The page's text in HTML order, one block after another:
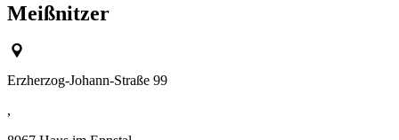
Meißnitzer
Erzherzog-Johann-Straße 99
,